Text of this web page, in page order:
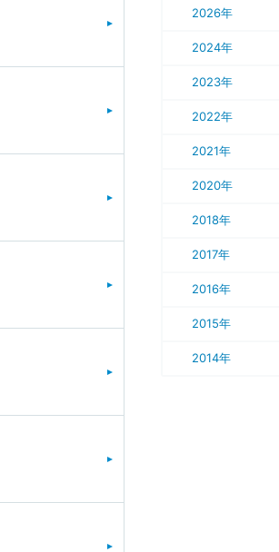
2026年
2024年
2023年
2022年
2021年
2020年
2018年
2017年
2016年
2015年
2014年